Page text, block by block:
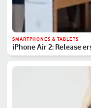
SMARTPHONES & TABLETS
iPhone Air 2: Release